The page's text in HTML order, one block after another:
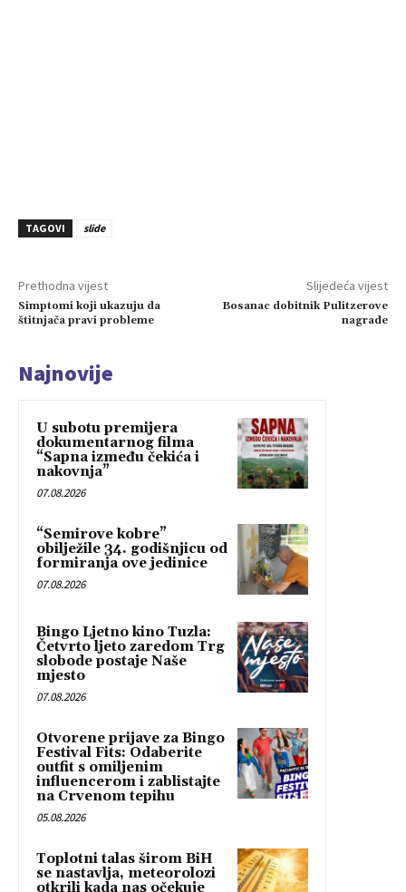
TAGOVI slide
Prethodna vijest
Simptomi koji ukazuju da
štitnjača pravi probleme
Slijedeća vijest
Bosanac dobitnik Pulitzerove
nagrade
Najnovije
U subotu premijera
dokumentarnog filma
“Sapna između čekića i
nakovnja”
07.08.2026
“Semirove kobre”
obilježile 34. godišnjicu od
formiranja ove jedinice
07.08.2026
Bingo Ljetno kino Tuzla:
Četvrto ljeto zaredom Trg
slobode postaje Naše
mjesto
07.08.2026
Otvorene prijave za Bingo
Festival Fits: Odaberite
outfit s omiljenim
influencerom i zablistajte
na Crvenom tepihu
05.08.2026
Toplotni talas širom BiH
se nastavlja, meteorolozi
otkrili kada nas očekuje